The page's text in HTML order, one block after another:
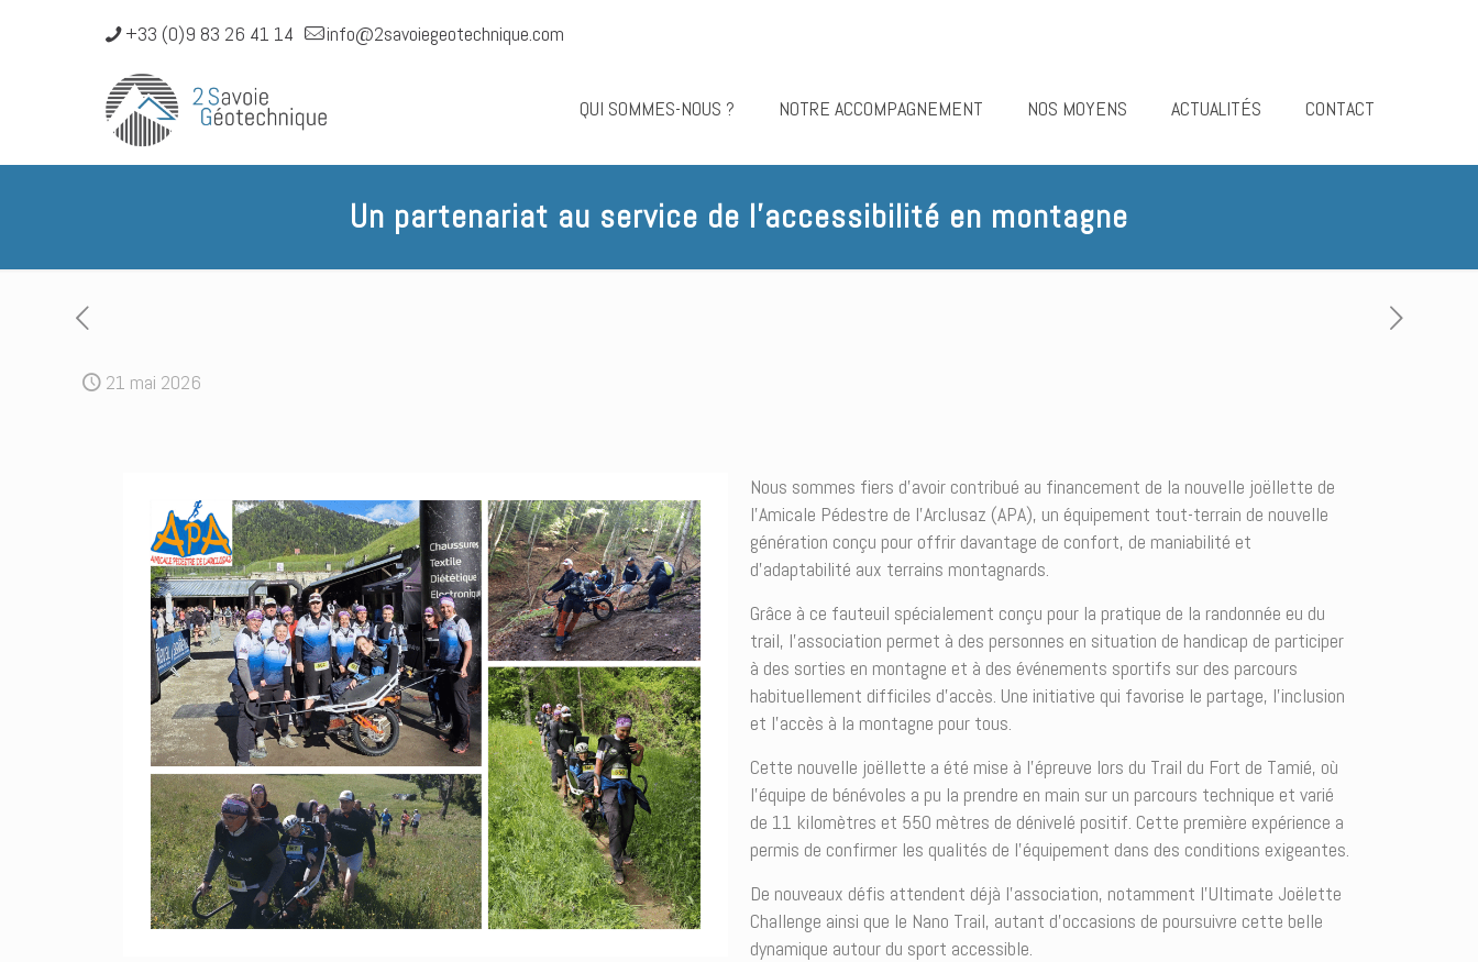
+33 (0)9 83 26 41 14 info@2savoiegeotechnique.com
QUI SOMMES-NOUS ? NOTRE ACCOMPAGNEMENT NOS MOYENS ACTUALITÉS CONTACT
Un partenariat au service de l’accessibilité en montagne
21 mai 2026
Nous sommes fiers d’avoir contribué au financement de la nouvelle joëllette de
l’Amicale Pédestre de l’Arclusaz (APA), un équipement tout-terrain de nouvelle
génération conçu pour offrir davantage de confort, de maniabilité et
d’adaptabilité aux terrains montagnards.
Grâce à ce fauteuil spécialement conçu pour la pratique de la randonnée eu du
trail, l’association permet à des personnes en situation de handicap de participer
à des sorties en montagne et à des événements sportifs sur des parcours
habituellement difficiles d’accès. Une initiative qui favorise le partage, l’inclusion
et l’accès à la montagne pour tous.
Cette nouvelle joëllette a été mise à l’épreuve lors du Trail du Fort de Tamié, où
l’équipe de bénévoles a pu la prendre en main sur un parcours technique et varié
de 11 kilomètres et 550 mètres de dénivelé positif. Cette première expérience a
permis de confirmer les qualités de l’équipement dans des conditions exigeantes.
De nouveaux défis attendent déjà l’association, notamment l’Ultimate Joëlette
Challenge ainsi que le Nano Trail, autant d’occasions de poursuivre cette belle
dynamique autour du sport accessible.